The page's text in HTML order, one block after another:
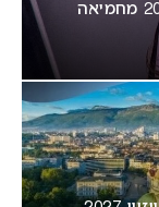
“היא פשוט מדהימה”: מנחת אירוויזיון 2023 מחמיאה